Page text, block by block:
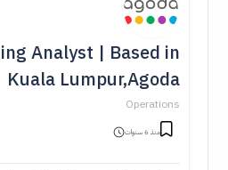
Analyst | Based in
Kuala Lumpur,Agoda
Operations
منذ 6 سنوات